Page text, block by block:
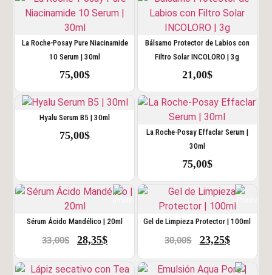
La Roche-Posay Pure Niacinamide
10 Serum | 30ml
75,00$
Bálsamo Protector de Labios con
Filtro Solar INCOLORO | 3g
21,00$
Hyalu Serum B5 | 30ml
75,00$
La Roche-Posay Effaclar Serum |
30ml
75,00$
Sérum Ácido Mandélico | 20ml
33,00$ 28,35$
Gel de Limpieza Protector | 100ml
30,00$ 23,25$